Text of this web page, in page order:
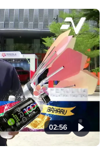
02:56